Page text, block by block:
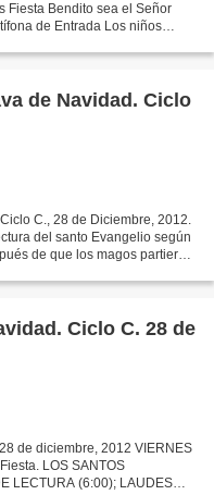
Fiesta Bendito sea el Señor
de Entrada Los niños
de Navidad. Ciclo
C., 28 de Diciembre, 2012.
del santo Evangelio según
de que los magos partieron
Ciclo C. 28 de
de diciembre, 2012 VIERNES
LOS SANTOS
LECTURA (6:00); LAUDES